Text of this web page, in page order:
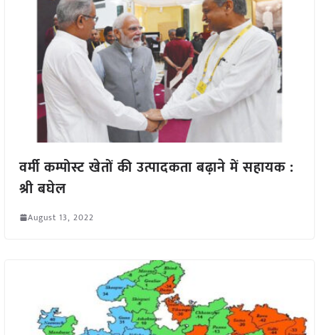
वर्मी कम्पोस्ट खेतों की उत्पादकता बढ़ाने में सहायक :
श्री बघेल
August 13, 2022